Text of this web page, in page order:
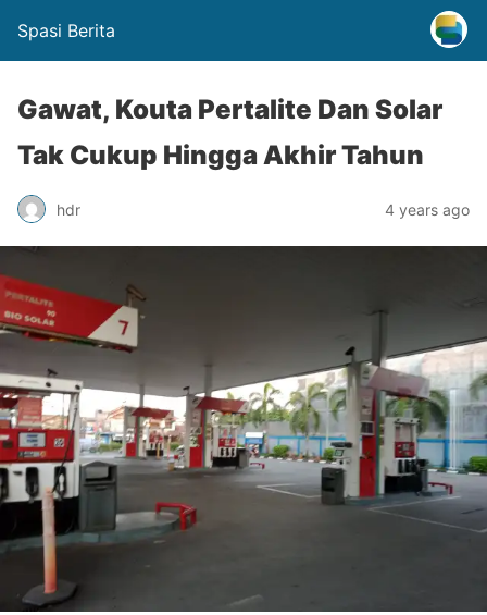
Spasi Berita
Gawat, Kouta Pertalite Dan Solar
Tak Cukup Hingga Akhir Tahun
hdr 4 years ago